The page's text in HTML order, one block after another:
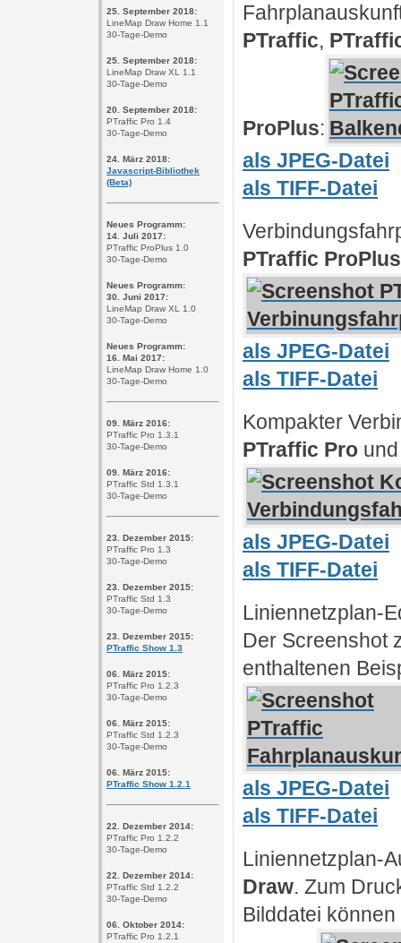
25. September 2018:
LineMap Draw Home 1.1
30-Tage-Demo
25. September 2018:
LineMap Draw XL 1.1
30-Tage-Demo
20. September 2018:
PTraffic Pro 1.4
30-Tage-Demo
24. März 2018:
Javascript-Bibliothek
(Beta)
Neues Programm:
14. Juli 2017:
PTraffic ProPlus 1.0
30-Tage-Demo
Neues Programm:
30. Juni 2017:
LineMap Draw XL 1.0
30-Tage-Demo
Neues Programm:
16. Mai 2017:
LineMap Draw Home 1.0
30-Tage-Demo
09. März 2016:
PTraffic Pro 1.3.1
30-Tage-Demo
09. März 2016:
PTraffic Std 1.3.1
30-Tage-Demo
23. Dezember 2015:
PTraffic Pro 1.3
30-Tage-Demo
23. Dezember 2015:
PTraffic Std 1.3
30-Tage-Demo
23. Dezember 2015:
PTraffic Show 1.3
06. März 2015:
PTraffic Pro 1.2.3
30-Tage-Demo
06. März 2015:
PTraffic Std 1.2.3
30-Tage-Demo
06. März 2015:
PTraffic Show 1.2.1
22. Dezember 2014:
PTraffic Pro 1.2.2
30-Tage-Demo
22. Dezember 2014:
PTraffic Std 1.2.2
30-Tage-Demo
06. Oktober 2014:
PTraffic Pro 1.2.1
PTraffic,
ProPlus:
als JPEG-Datei
als TIFF-Datei
PTraffic ProPlus
als JPEG-Datei
als TIFF-Datei
Kompakter
PTraffic Pro und
als JPEG-Datei
als TIFF-Datei
Liniennetzplan-
Der Screenshot
enthaltenen
als JPEG-Datei
als TIFF-Datei
Liniennetzplan-
Draw. Zum
Bilddatei